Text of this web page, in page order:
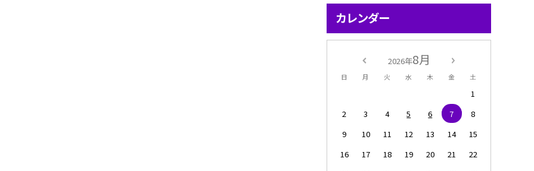
カレンダー
2026年8月
日 月 火 水 木 金 土
1
2
3 4 5 6 7
8
9
10 11 12 13 14
15
16
17 18 19 20 21
22